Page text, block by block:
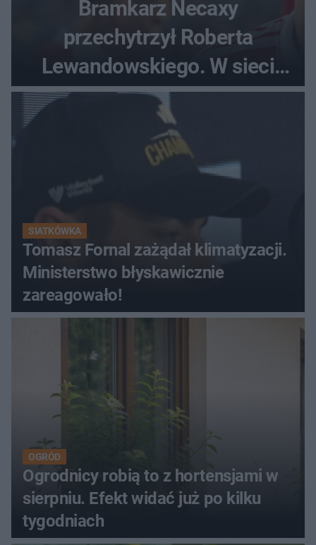
Bramkarz Necaxy
przechytrzył Roberta
Lewandowskiego. W sieci
krąży wideo z tego pojedynku
SIATKÓWKA
Tomasz Fornal zażądał klimatyzacji.
Ministerstwo błyskawicznie
zareagowało!
OGRÓD
Ogrodnicy robią to z hortensjami w
sierpniu. Efekt widać już po kilku
tygodniach